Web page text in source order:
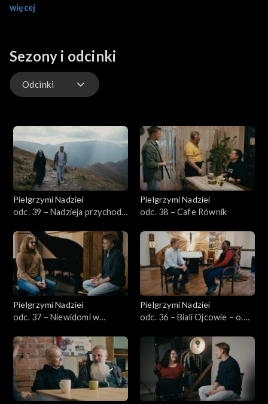
książętami, bo czasem zmiana perspektywy może wlać w serca
więcej
Sezony i odcinki
Odcinki
Pielgrzymi Nadziei
odc. 39 – Nadzieja przychodzi
Pielgrzymi Nadziei
odc. 38 – Cafe Równik
Pielgrzymi Nadziei
odc. 37 – Niewidomi w
Pielgrzymi Nadziei
odc. 36 – Biali Ojcowie – o.